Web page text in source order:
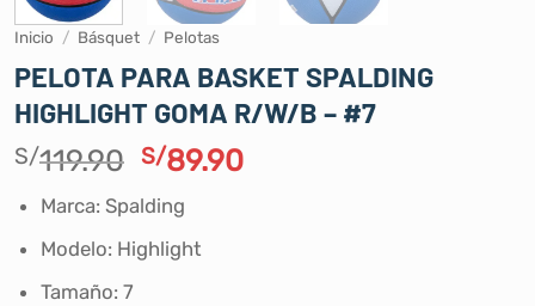
Inicio / Básquet / Pelotas
PELOTA PARA BASKET SPALDING
HIGHLIGHT GOMA R/W/B – #7
S/119.90 El
original
era:
S/89.90El
Marca: Spalding
Modelo: Highlight
Tamaño: 7